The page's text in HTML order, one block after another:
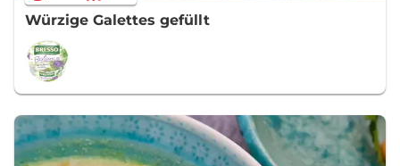
Würzige Galettes gefüllt